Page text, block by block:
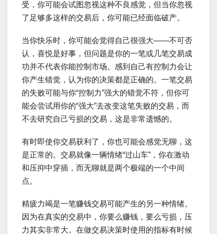
受，你可能会试图忽视这种不良感觉，但当你忽视
了足够多这样的交易后，你可能已经面临破产。
当你快乐时，你可能会觉得自己很强大——不可否
认，喜悦是好事，但问题是你的一笔或几笔交易成
功并不代表你能控制市场。感到自己有控制力会让
你产生错觉，认为你的决策都是正确的。一笔交易
的失败可能与你“控制力”强大的错觉不符，但你可
能会尝试用你的“强大”去改变这笔失败的交易，而
不去研究自己亏损的交易，这是非常遗憾的。
有时即使你交易获利了，你也可能会感觉无聊，这
是正常的。交易就像一辆情绪“过山车”，你在激动
和压抑中穿插，而无聊就是两个极端的一个中间
点。
精疲力竭是一笔赚钱交易可能产生的另一种情绪。
因为在真实的交易中，你要么赚钱，要么亏损，压
力其实非常大。在做交易决策时使用的指标有时候